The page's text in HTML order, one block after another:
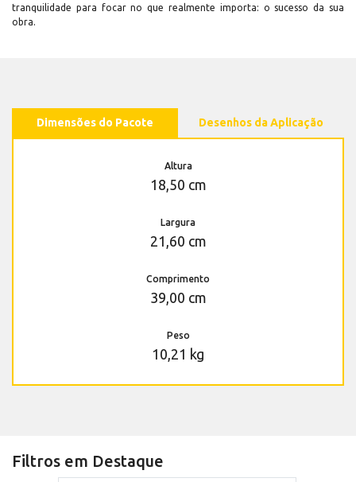
tranquilidade para focar no que realmente importa: o sucesso da sua
obra.
Dimensões do Pacote Desenhos da Aplicação
Altura
18,50 cm
Largura
21,60 cm
Comprimento
39,00 cm
Peso
10,21 kg
Filtros em Destaque